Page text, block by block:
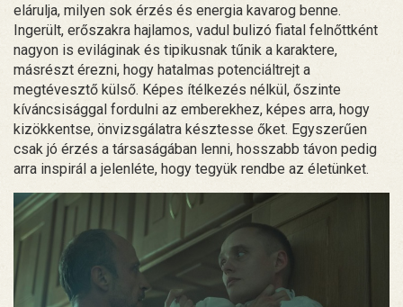
elárulja, milyen sok érzés és energia kavarog benne.
Ingerült, erőszakra hajlamos, vadul bulizó fiatal felnőttként
nagyon is eviláginak és tipikusnak tűnik a karaktere,
másrészt érezni, hogy hatalmas potenciáltrejt a
megtévesztő külső. Képes ítélkezés nélkül, őszinte
kíváncsisággal fordulni az emberekhez, képes arra, hogy
kizökkentse, önvizsgálatra késztesse őket. Egyszerűen
csak jó érzés a társaságában lenni, hosszabb távon pedig
arra inspirál a jelenléte, hogy tegyük rendbe az életünket.